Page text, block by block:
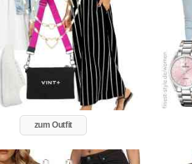
zum Outfit